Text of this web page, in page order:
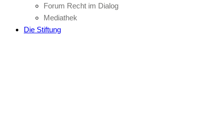
Forum Recht im Dialog
Mediathek
Die Stiftung